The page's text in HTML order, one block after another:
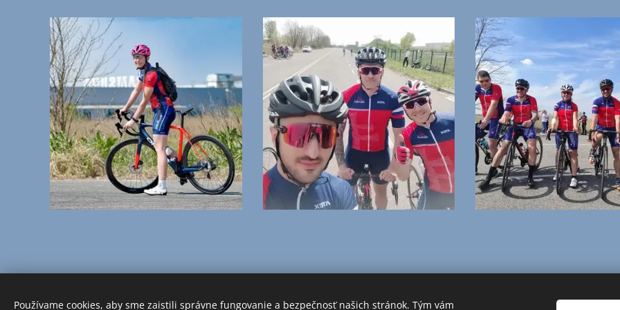
Používame cookies, aby sme zaistili správne fungovanie a bezpečnosť našich stránok. Tým vám